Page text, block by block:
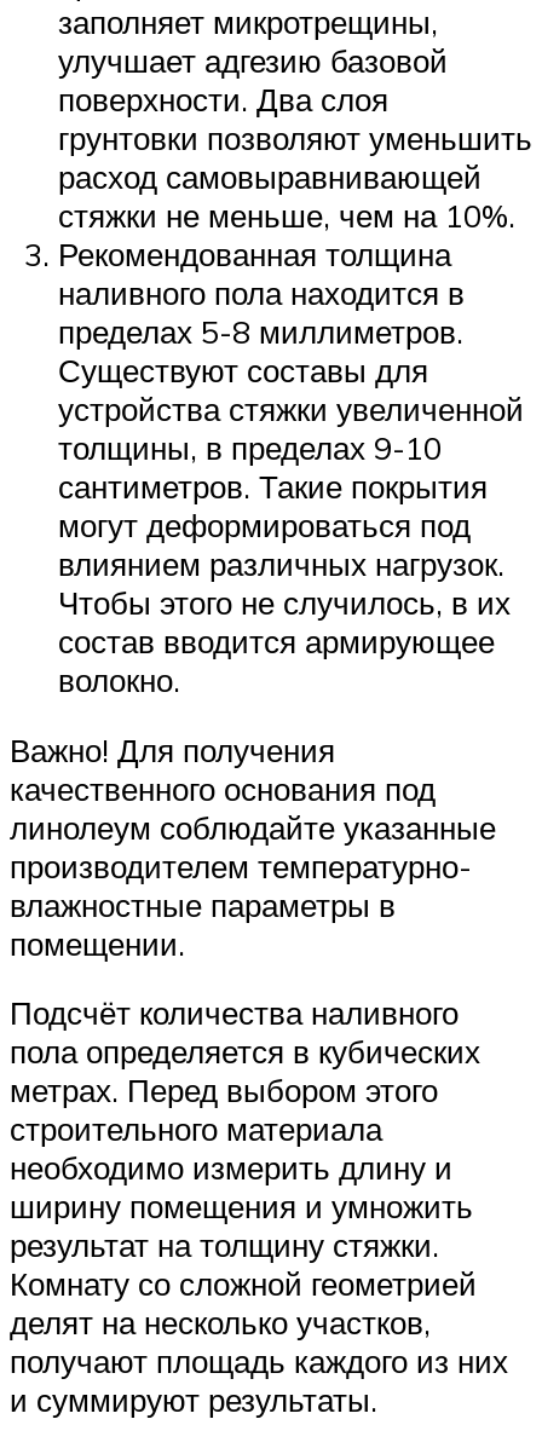
заполняет микротрещины,
улучшает адгезию базовой
поверхности. Два слоя
грунтовки позволяют уменьшить
расход самовыравнивающей
стяжки не меньше, чем на 10%.
Рекомендованная толщина
наливного пола находится в
пределах 5-8 миллиметров.
Существуют составы для
устройства стяжки увеличенной
толщины, в пределах 9-10
сантиметров. Такие покрытия
могут деформироваться под
влиянием различных нагрузок.
Чтобы этого не случилось, в их
состав вводится армирующее
волокно.
Важно! Для получения
качественного основания под
линолеум соблюдайте указанные
производителем температурно-
влажностные параметры в
помещении.
Подсчёт количества наливного
пола определяется в кубических
метрах. Перед выбором этого
строительного материала
необходимо измерить длину и
ширину помещения и умножить
результат на толщину стяжки.
Комнату со сложной геометрией
делят на несколько участков,
получают площадь каждого из них
и суммируют результаты.